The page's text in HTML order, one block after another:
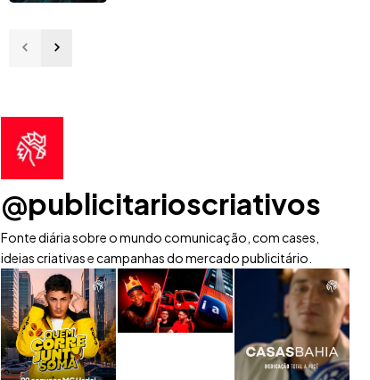
@publicitarioscriativos
Fonte diária sobre o mundo comunicação, com cases,
ideias criativas e campanhas do mercado publicitário.